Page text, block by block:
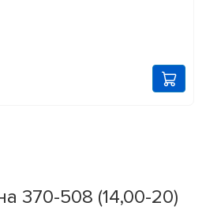
370-508 (14,00-20)